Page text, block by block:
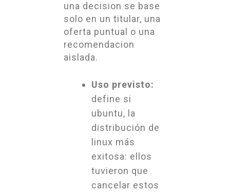
una decision se base
solo en un titular, una
oferta puntual o una
recomendacion
aislada.
Uso previsto:
define si
ubuntu, la
distribución de
linux más
exitosa: ellos
tuvieron que
cancelar estos